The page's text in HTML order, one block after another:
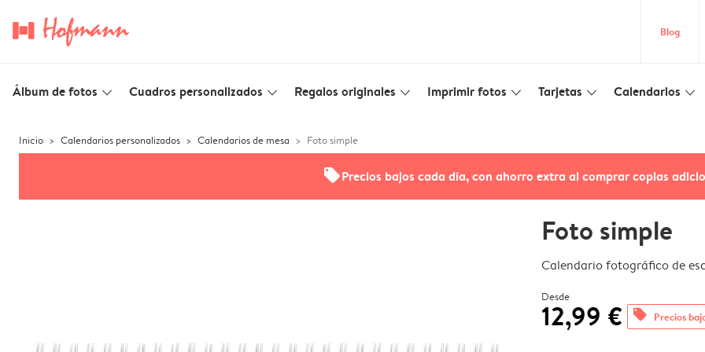
Blog
Álbum de fotos slim_arrow_down Cuadros personalizados slim_arrow_down Regalos originales slim_arrow_down Imprimir fotos slim_arrow_down Tarjetas slim_arrow_down Calendarios slim_arrow_down
Inicio Calendarios personalizados Calendarios de mesa Foto simple
offersPrecios bajos cada día, con ahorro extra al comprar copias
Foto simple
Calendario fotográfico de
Desde
12,99 € offers Precios